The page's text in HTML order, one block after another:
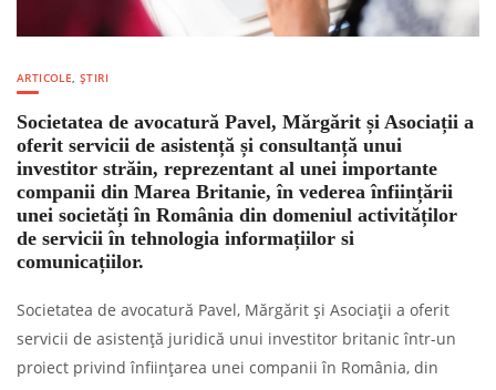
ARTICOLE,ȘTIRI
Societatea de avocatură Pavel, Mărgărit și Asociații a
oferit servicii de asistență și consultanță unui
investitor străin, reprezentant al unei importante
companii din Marea Britanie, în vederea înființării
unei societăți în România din domeniul activităților
de servicii în tehnologia informațiilor si
comunicațiilor.
Societatea de avocatură Pavel, Mărgărit și Asociații a oferit
servicii de asistență juridică unui investitor britanic într-un
proiect privind înființarea unei companii în România, din